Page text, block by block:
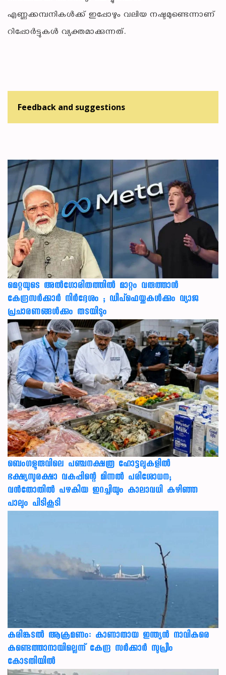
എണ്ണക്കമ്പനികൾക്ക് ഇപ്പോഴും വലിയ നഷ്ടമുണ്ടെന്നാണ്
റിപ്പോർട്ടുകൾ വ്യക്തമാക്കുന്നത്.
Feedback and suggestions
മെറ്റയുടെ അൽഗോരിതത്തിൽ മാറ്റം വരുത്താൻ
കേന്ദ്രസർക്കാർ നിർദ്ദേശം ; ഡീപ്‌ഫെയ്ക്കുകൾക്കും വ്യാജ
പ്രചാരണങ്ങൾക്കും തടയിടും
ബെംഗളൂരുവിലെ പഞ്ചനക്ഷത്ര ഹോട്ടലുകളിൽ
ഭക്ഷ്യസുരക്ഷാ വകുപ്പിന്റെ മിന്നൽ പരിശോധന;
വൻതോതിൽ പഴകിയ ഇറച്ചിയും കാലാവധി കഴിഞ്ഞ
പാലും പിടികൂടി
കരിങ്കടൽ ആക്രമണം: കാണാതായ ഇന്ത്യൻ നാവികരെ
കണ്ടെത്താനായില്ലെന്ന് കേന്ദ്ര സർക്കാർ സുപ്രീം
കോടതിയിൽ